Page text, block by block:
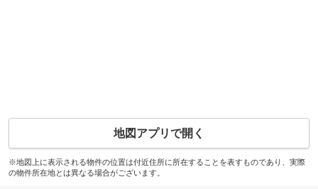
地図アプリで開く
※地図上に表示される物件の位置は付近住所に所在することを表すものであり、実際
の物件所在地とは異なる場合がございます。